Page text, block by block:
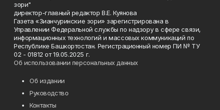
зори"
директор-главный редактор В.Е. Куянова
Газета «Зианчуринские зори» зарегистрирована в
Управлении Федеральной службы по надзору в сфере связи,
информационных технологий и массовых коммуникаций по
Республике Башкортостан. Регистрационный номер ПИ № ТУ
02 - 01812 от 19.05.2025 г.
Об использовании персональных данных
Об издании
Руководство
Контакты